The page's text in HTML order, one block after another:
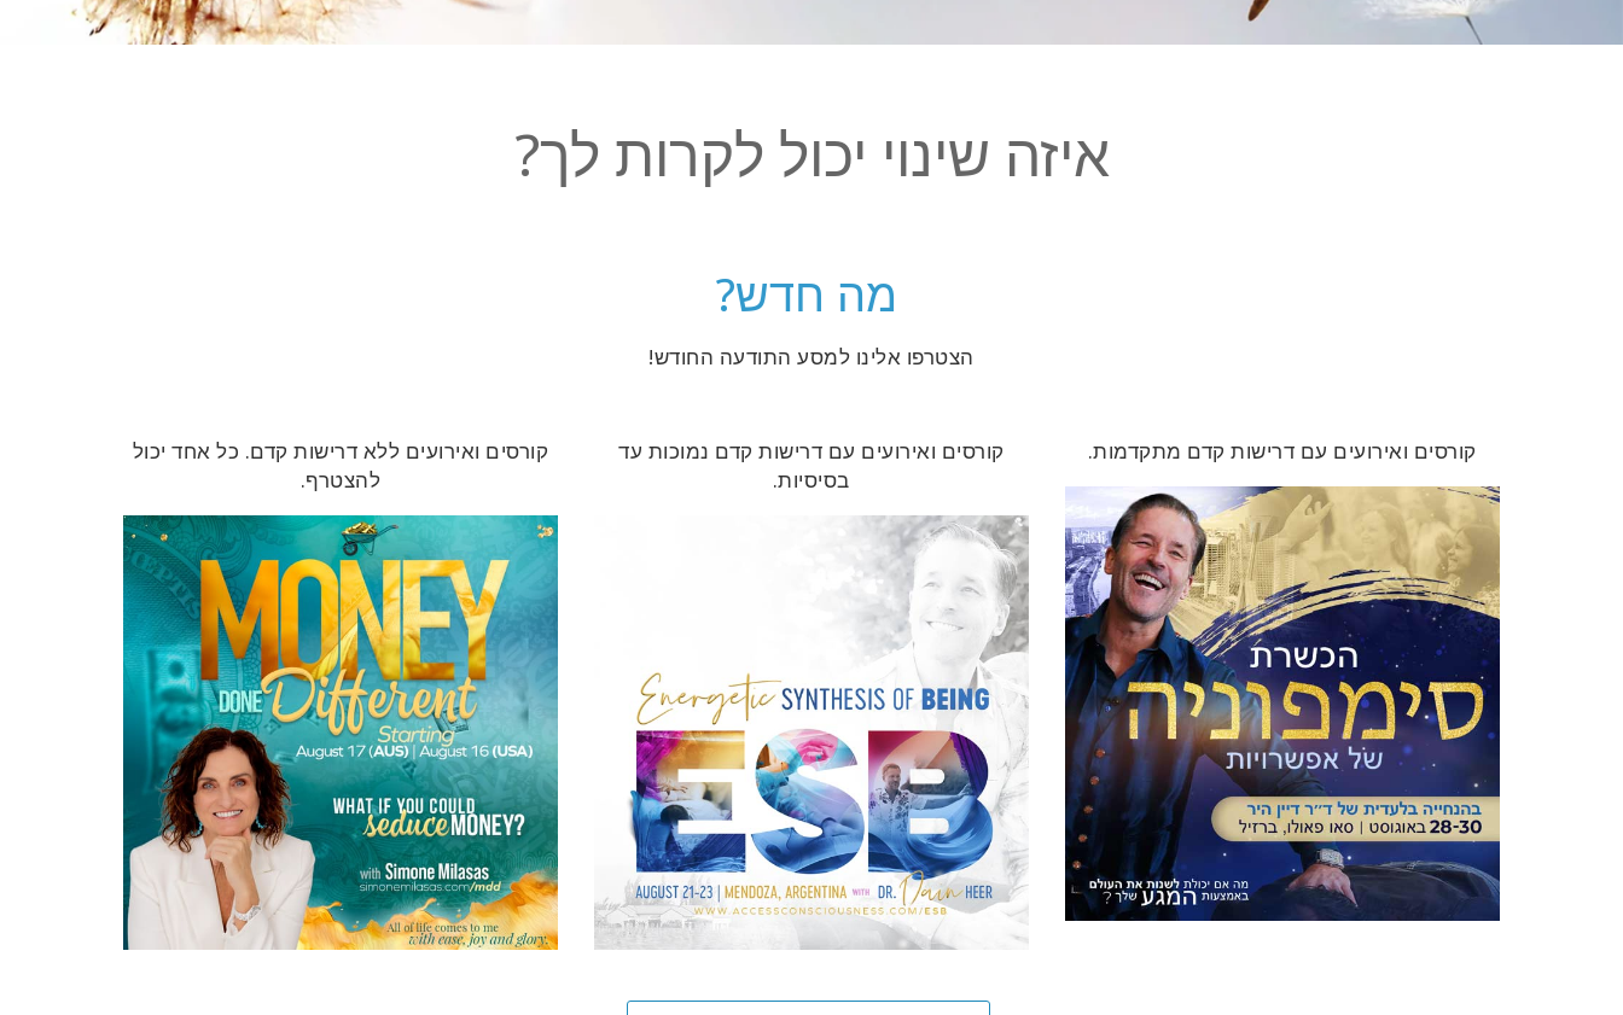
איזה שינוי יכול לקרות לך?
מה חדש?
הצטרפו אלינו למסע התודעה החודש!
קורסים ואירועים ללא דרישות קדם. כל אחד יכול
להצטרף.
קורסים ואירועים עם דרישות קדם נמוכות עד
בסיסיות.
קורסים ואירועים עם דרישות קדם מתקדמות.